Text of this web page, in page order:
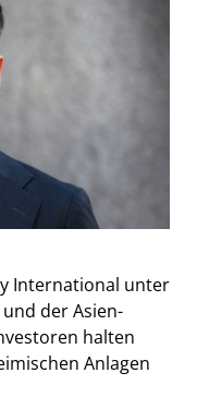
International unter
der Asien-
halten
Anlagen